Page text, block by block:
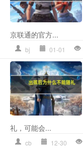
京联通的官方...
bj 01-01
礼，可能会...
cb 12-30